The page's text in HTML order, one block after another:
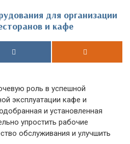
для организации
и кафе
роль в успешной
эксплуатации кафе и
и установленная
упростить рабочие
обслуживания и улучшить